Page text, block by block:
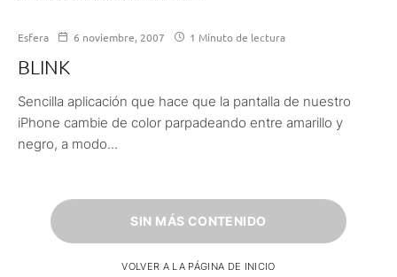
Esfera 6 noviembre, 2007 1 Minuto de lectura
BLINK
Sencilla aplicación que hace que la pantalla de nuestro
iPhone cambie de color parpadeando entre amarillo y
negro, a modo...
SIN MÁS CONTENIDO
VOLVER A LA PÁGINA DE INICIO